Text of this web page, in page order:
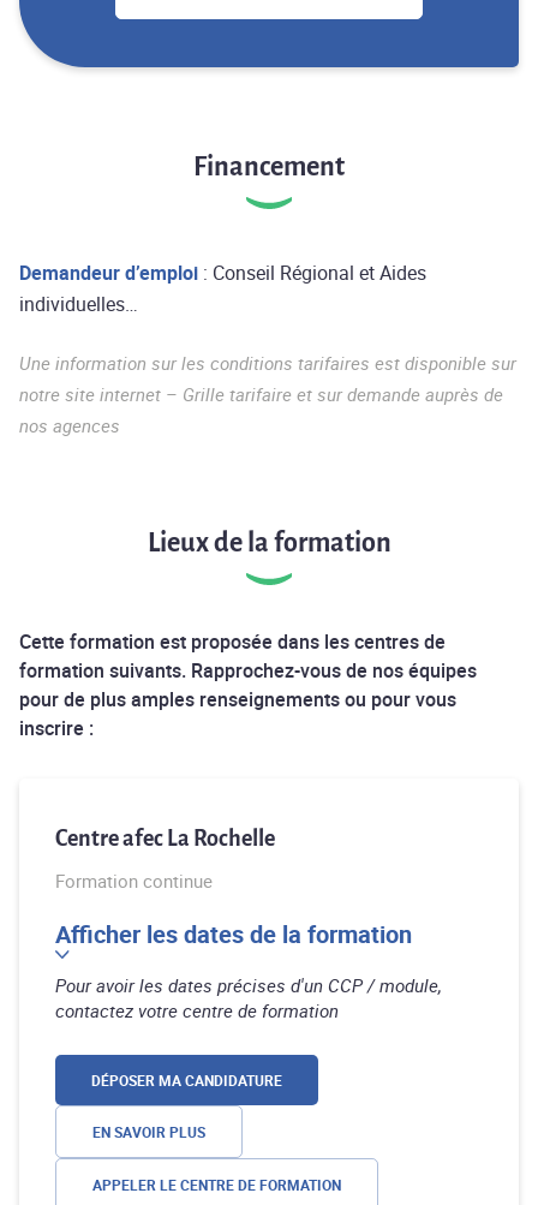
Financement
Demandeur d’emploi : Conseil Régional et Aides
individuelles…
Une information sur les conditions tarifaires est disponible sur
notre site internet – Grille tarifaire et sur demande auprès de
nos agences
Lieux de la formation
Cette formation est proposée dans les centres de
formation suivants. Rapprochez-vous de nos équipes
pour de plus amples renseignements ou pour vous
inscrire :
Centre afec La Rochelle
Formation continue
Afficher les dates de la formation
Pour avoir les dates précises d'un CCP / module,
contactez votre centre de formation
DÉPOSER MA CANDIDATURE
EN SAVOIR PLUS
APPELER LE CENTRE DE FORMATION